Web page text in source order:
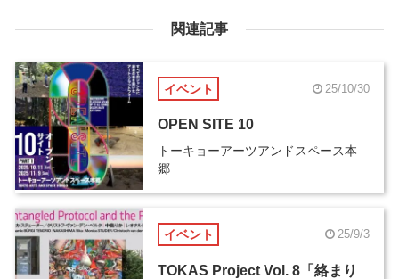
関連記事
イベント 25/10/30
OPEN SITE 10
トーキョーアーツアンドスペース本
郷
イベント 25/9/3
TOKAS Project Vol. 8「絡まり